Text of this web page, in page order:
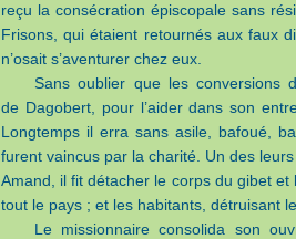
reçu la consécration épiscopale sans
Frisons, qui étaient retournés aux faux
n’osait s’aventurer chez eux.
Sans oublier que les conversions
de Dagobert, pour l’aider dans son
Longtemps il erra sans asile, bafoué,
furent vaincus par la charité. Un des
Amand, il fit détacher le corps du gibet
tout le pays ; et les habitants, détruisant
Le missionnaire consolida son